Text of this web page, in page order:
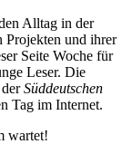
Alltag in der
Projekten und ihrer
Seite Woche für
Leser. Die
Süddeutschen
Tag im Internet.
wartet!